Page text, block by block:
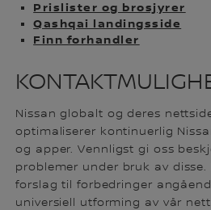
Prislister og brosjyrer
Qashqai landingsside
Finn forhandler
Nissan globalt og deres
optimaliserer kontinuerlig
og apper. Vennligst gi oss
problemer under bruk av
forslag til forbedringer
universiell utforming av vår